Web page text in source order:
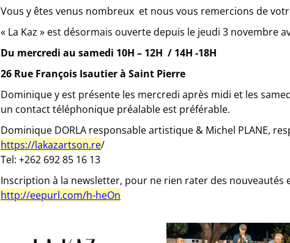
Vous y êtes venus nombreux et nous vous remercions de
« La Kaz » est désormais ouverte depuis le jeudi 3 novembre
Du mercredi au samedi 10H – 12H / 14H -18H
26 Rue François Isautier à Saint Pierre
Dominique y est présente les mercredi après midi et les
un contact téléphonique préalable est préférable.
Dominique DORLA responsable artistique & Michel PLANE,
https://lakazartson.re/
Tel: +262 692 85 16 13
Inscription à la newsletter, pour ne rien rater des nouveautés
http://eepurl.com/h-heOn